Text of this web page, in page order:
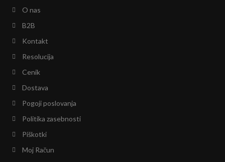
O nas
B2B
Kontakt
Resolucija
Cenik
Dostava
Pogoji poslovanja
Politika zasebnosti
Piškotki
Moj Račun